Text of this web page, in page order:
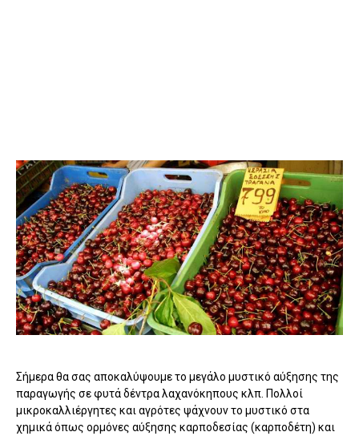
Σήμερα θα σας αποκαλύψουμε το μεγάλο μυστικό αύξησης της
παραγωγής σε φυτά δέντρα λαχανόκηπους κλπ. Πολλοί
μικροκαλλιέργητες και αγρότες ψάχνουν το μυστικό στα
χημικά όπως ορμόνες αύξησης καρποδεσίας (καρποδέτη) και